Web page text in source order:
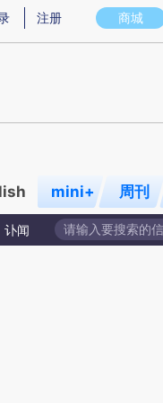
意图存在偏差。不代表财新观
商城
注册
mini+ 周刊
讣闻